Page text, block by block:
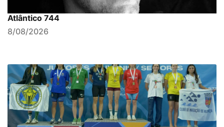
Atlântico 744
8/08/2026